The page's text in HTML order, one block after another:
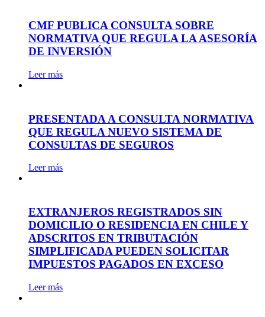
CMF PUBLICA CONSULTA SOBRE
NORMATIVA QUE REGULA LA ASESORÍA
DE INVERSIÓN
Leer más
PRESENTADA A CONSULTA NORMATIVA
QUE REGULA NUEVO SISTEMA DE
CONSULTAS DE SEGUROS
Leer más
EXTRANJEROS REGISTRADOS SIN
DOMICILIO O RESIDENCIA EN CHILE Y
ADSCRITOS EN TRIBUTACIÓN
SIMPLIFICADA PUEDEN SOLICITAR
IMPUESTOS PAGADOS EN EXCESO
Leer más